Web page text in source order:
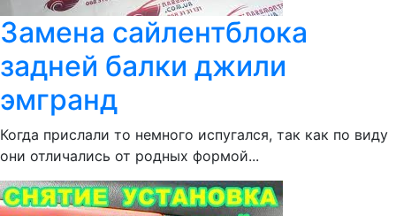
Замена сайлентблока
задней балки джили
эмгранд
Когда прислали то немного испугался, так как по виду
они отличались от родных формой...